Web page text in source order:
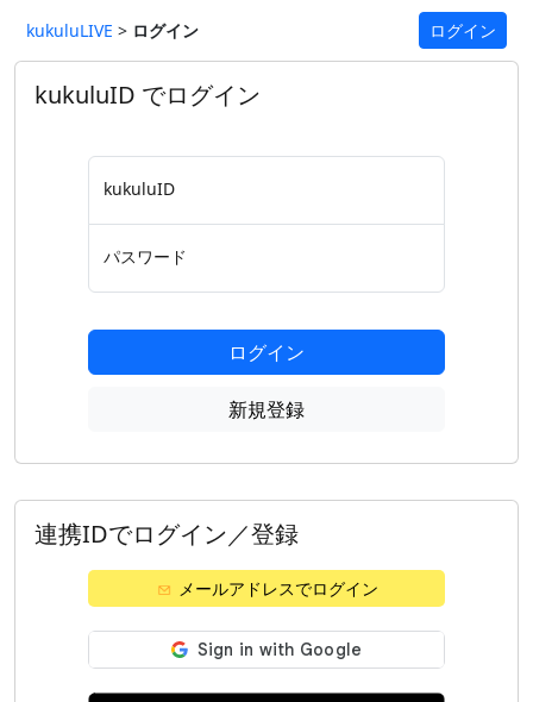
kukuluLIVE > ログイン ログイン
kukuluID でログイン
kukuluID
パスワード
ログイン
新規登録
連携IDでログイン／登録
メールアドレスでログイン